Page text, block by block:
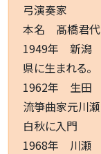
弓演奏家
本名 髙橋君代
1949年 新潟
県に生まれる。
1962年 生田
流箏曲家元川瀬
白秋に入門
1968年 川瀬